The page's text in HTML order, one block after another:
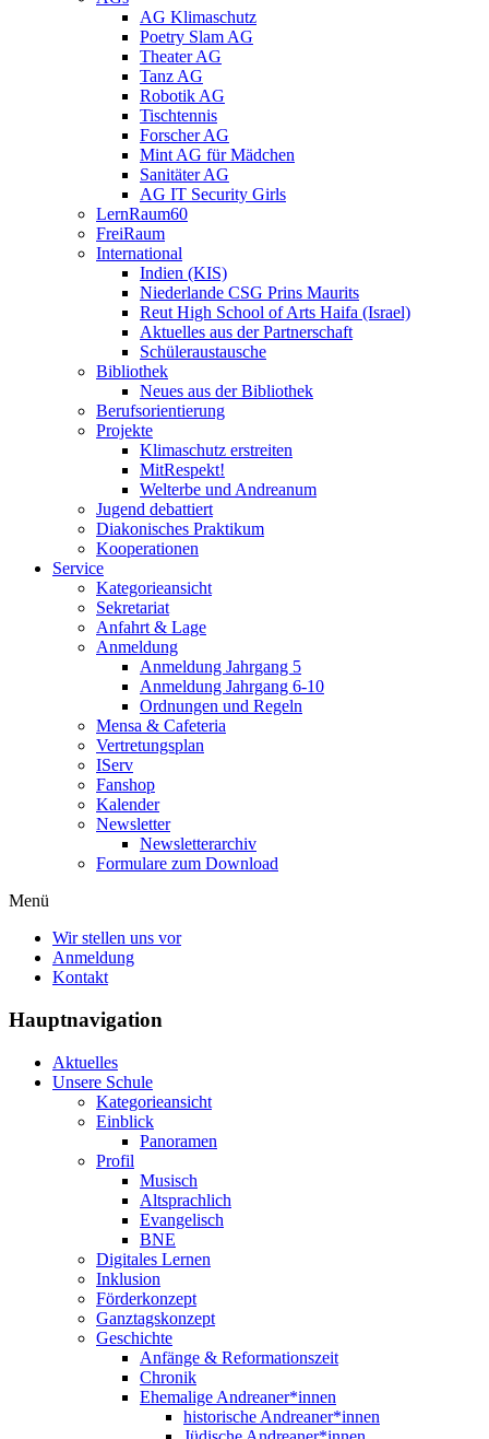
AG Klimaschutz
Poetry Slam AG
Theater AG
Tanz AG
Robotik AG
Tischtennis
Forscher AG
Mint AG für Mädchen
Sanitäter AG
AG IT Security Girls
LernRaum60
FreiRaum
International
Indien (KIS)
Niederlande CSG Prins Maurits
Reut High School of Arts Haifa (Israel)
Aktuelles aus der Partnerschaft
Schüleraustausche
Bibliothek
Neues aus der Bibliothek
Berufsorientierung
Projekte
Klimaschutz erstreiten
MitRespekt!
Welterbe und Andreanum
Jugend debattiert
Diakonisches Praktikum
Kooperationen
Service
Kategorieansicht
Sekretariat
Anfahrt & Lage
Anmeldung
Anmeldung Jahrgang 5
Anmeldung Jahrgang 6-10
Ordnungen und Regeln
Mensa & Cafeteria
Vertretungsplan
IServ
Fanshop
Kalender
Newsletter
Newsletterarchiv
Formulare zum Download
Menü
Wir stellen uns vor
Anmeldung
Kontakt
Hauptnavigation
Aktuelles
Unsere Schule
Kategorieansicht
Einblick
Panoramen
Profil
Musisch
Altsprachlich
Evangelisch
BNE
Digitales Lernen
Inklusion
Förderkonzept
Ganztagskonzept
Geschichte
Anfänge & Reformationszeit
Chronik
Ehemalige Andreaner*innen
historische Andreaner*innen